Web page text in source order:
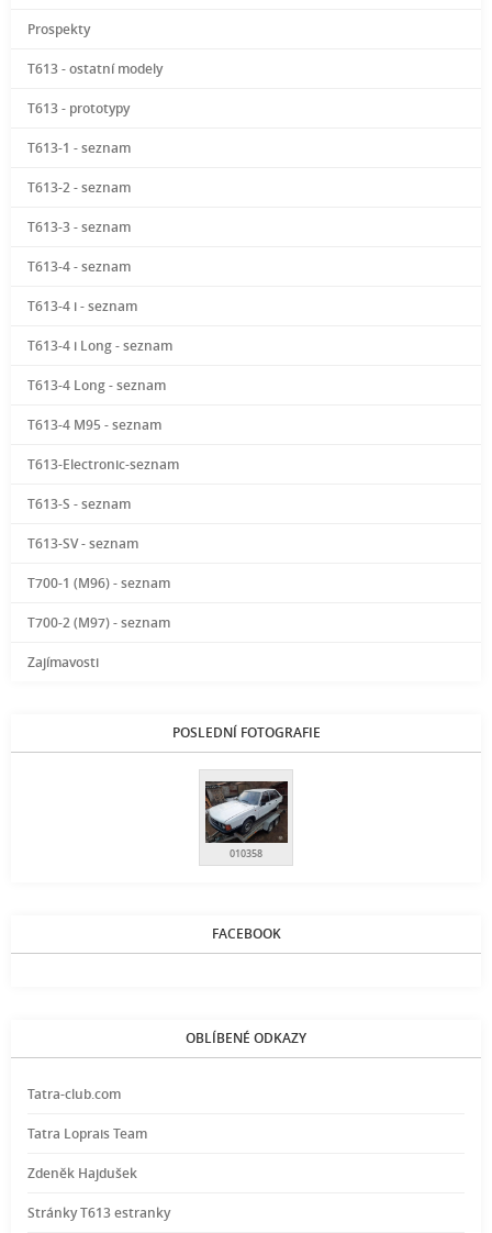
Prospekty
T613 - ostatní modely
T613 - prototypy
T613-1 - seznam
T613-2 - seznam
T613-3 - seznam
T613-4 - seznam
T613-4 i - seznam
T613-4 i Long - seznam
T613-4 Long - seznam
T613-4 M95 - seznam
T613-Electronic-seznam
T613-S - seznam
T613-SV - seznam
T700-1 (M96) - seznam
T700-2 (M97) - seznam
Zajímavosti
POSLEDNÍ FOTOGRAFIE
010358
FACEBOOK
OBLÍBENÉ ODKAZY
Tatra-club.com
Tatra Loprais Team
Zdeněk Hajdušek
Stránky T613 estranky